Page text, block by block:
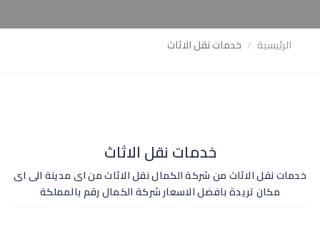
الرئيسية خدمات نقل الاثاث
خدمات نقل الاثاث
خدمات نقل الاثاث من شركة الكمال نقل الاثاث من اى مدينة الى اى
مكان تريدة بافضل الاسعار شركة الكمال رقم بالمملكة